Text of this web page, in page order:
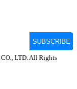
LTD. All Rights